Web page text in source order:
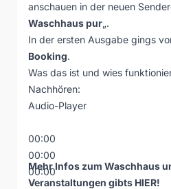
anschauen in der neuen
Waschhaus pur„.
In der ersten Ausgabe gings
Booking.
Was das ist und wies
Nachhören:
Audio-Player
00:00
00:00
00:00
Mehr Infos zum Waschhaus
Veranstaltungen gibts HIER!